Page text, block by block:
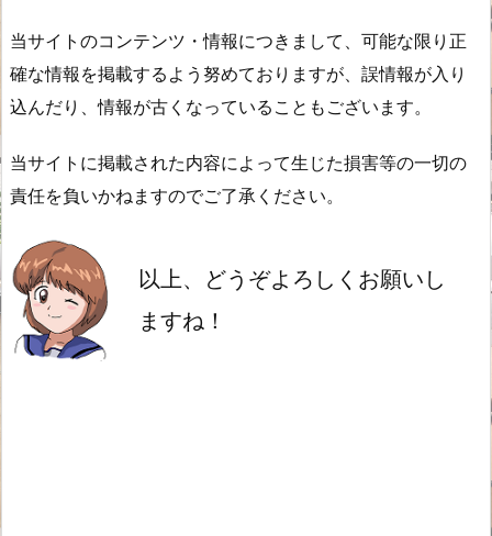
当サイトのコンテンツ・情報につきまして、可能な限り正
確な情報を掲載するよう努めておりますが、誤情報が入り
込んだり、情報が古くなっていることもございます。
当サイトに掲載された内容によって生じた損害等の一切の
責任を負いかねますのでご了承ください。
以上、どうぞよろしくお願いし
ますね！